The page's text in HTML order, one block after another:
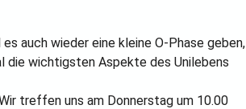
auch wieder eine kleine O-Phase geben,
die wichtigsten Aspekte des Unilebens
treffen uns am Donnerstag um 10.00